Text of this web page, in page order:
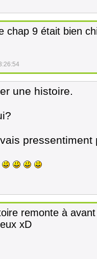
chap 9 était bien
une histoire.
remonte à
xD